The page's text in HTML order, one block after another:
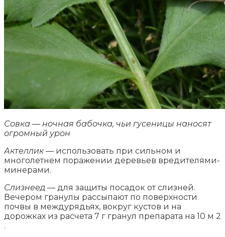
Совка — ночная бабочка, чьи гусеницы наносят
огромный урон
Актеллик— использовать при сильном и
многолетнем поражении деревьев вредителями-
минерами.
Слизнеед — для защиты посадок от слизней.
Вечером гранулы рассыпают по поверхности
почвы в междурядьях, вокруг кустов и на
дорожках из расчета 7 г гранул препарата на 10 м 2
.